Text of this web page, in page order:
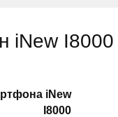
iNew I8000
iNew
I8000